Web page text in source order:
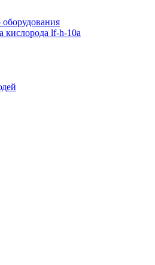
оборудования
кислорода lf-h-10a